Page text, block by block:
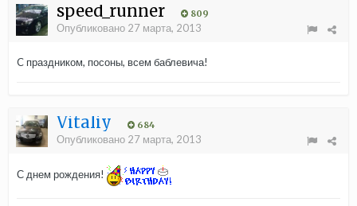
speed_runner 809
Опубликовано 27 марта, 2013
C праздником, посоны, всем баблевича!
Vitaliy 684
Опубликовано 27 марта, 2013
С днем рождения!